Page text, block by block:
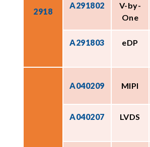
2918
A291802
V-by-
One
A291803 eDP
A040209 MIPI
A040207 LVDS